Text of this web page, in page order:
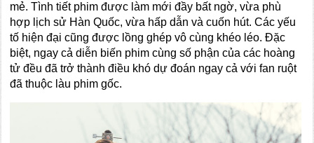
mẻ. Tình tiết phim được làm mới đầy bất ngờ, vừa phù
hợp lịch sử Hàn Quốc, vừa hấp dẫn và cuốn hút. Các yếu
tố hiện đại cũng được lồng ghép vô cùng khéo léo. Đặc
biệt, ngay cả diễn biến phim cùng số phận của các hoàng
tử đều đã trở thành điều khó dự đoán ngay cả với fan ruột
đã thuộc làu phim gốc.